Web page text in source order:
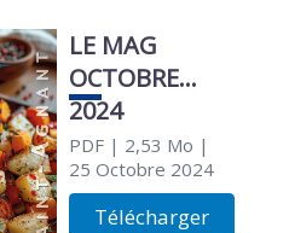
LE MAG
OCTOBRE
2024
PDF| 2,53 Mo |
25 Octobre 2024
Télécharger